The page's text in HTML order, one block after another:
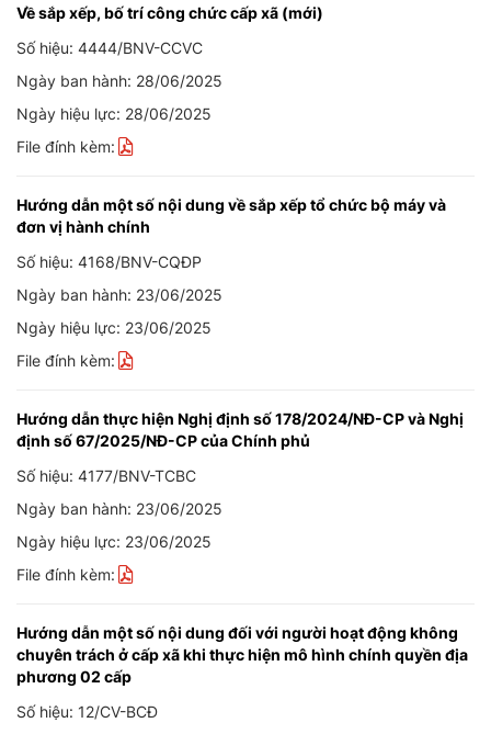
Về sắp xếp, bố trí công chức cấp xã (mới)
Số hiệu: 4444/BNV-CCVC
Ngày ban hành: 28/06/2025
Ngày hiệu lực: 28/06/2025
File đính kèm:
Hướng dẫn một số nội dung về sắp xếp tổ chức bộ máy và
đơn vị hành chính
Số hiệu: 4168/BNV-CQĐP
Ngày ban hành: 23/06/2025
Ngày hiệu lực: 23/06/2025
File đính kèm:
Hướng dẫn thực hiện Nghị định số 178/2024/NĐ-CP và Nghị
định số 67/2025/NĐ-CP của Chính phủ
Số hiệu: 4177/BNV-TCBC
Ngày ban hành: 23/06/2025
Ngày hiệu lực: 23/06/2025
File đính kèm:
Hướng dẫn một số nội dung đối với người hoạt động không
chuyên trách ở cấp xã khi thực hiện mô hình chính quyền địa
phương 02 cấp
Số hiệu: 12/CV-BCĐ